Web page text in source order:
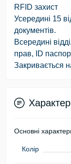
RFID захист
Усередині 15
документів.
Всередині
прав, ID
Закривається
Основні
Колір